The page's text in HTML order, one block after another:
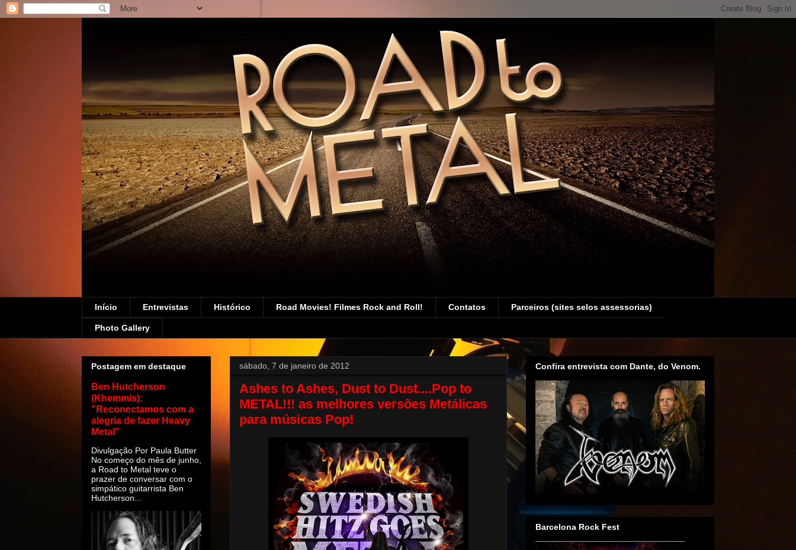
Início Entrevistas Histórico Road Movies! Filmes Rock and Roll! Contatos Parceiros (sites selos assessorias)
Photo Gallery
sábado, 7 de janeiro de 2012
Ashes to Ashes, Dust to Dust....Pop to
METAL!!! as melhores versões Metálicas
para músicas Pop!
Postagem em destaque
Ben Hutcherson
(Khemmis):
"Reconectamos com a
alegria de fazer Heavy
Metal”
Divulgação Por Paula Butter
No começo do mês de junho,
a Road to Metal teve o
prazer de conversar com o
simpático guitarrista Ben
Hutcherson...
Confira entrevista com Dante, do Venom.
Barcelona Rock Fest